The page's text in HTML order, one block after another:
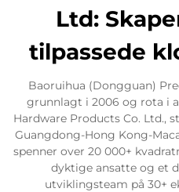
Ltd:
tilpassede
Baoruihua (Dongguan)
grunnlagt i 2006 og rota i
Hardware Products Co. Ltd.,
Guangdong-Hong Kong-
spenner over 20 000+
dyktige ansatte og et
utviklingsteam på 30+